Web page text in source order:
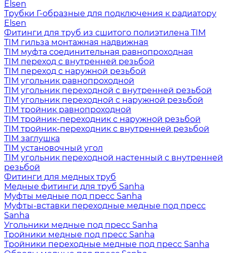
Elsen
Трубки Г-образные для подключения к радиатору
Elsen
Фитинги для труб из сшитого полиэтилена TIM
TIM гильза монтажная надвижная
TIM муфта соединительная равнопроходная
TIM переход с внутренней резьбой
TIM переход с наружной резьбой
TIM угольник равнопроходной
TIM угольник переходной с внутренней резьбой
TIM угольник переходной с наружной резьбой
TIM тройник равнопроходной
TIM тройник-переходник с наружной резьбой
TIM тройник-переходник с внутренней резьбой
TIM заглушка
TIM установочный угол
TIM угольник переходной настенный с внутренней
резьбой
Фитинги для медных труб
Медные фитинги для труб Sanha
Муфты медные под пресс Sanha
Муфты-вставки переходные медные под пресс
Sanha
Угольники медные под пресс Sanha
Тройники медные под пресс Sanha
Тройники переходные медные под пресс Sanha